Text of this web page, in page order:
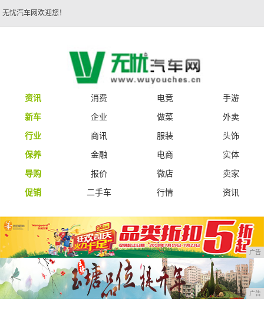
无忧汽车网欢迎您！
资讯 消费 电竞
手游
新车
企业 做菜
外卖
行业
商讯 服装
头饰
保养
金融 电商
实体
导购
报价 微店
卖家
促销
二手车 行情 资讯
广告
广告